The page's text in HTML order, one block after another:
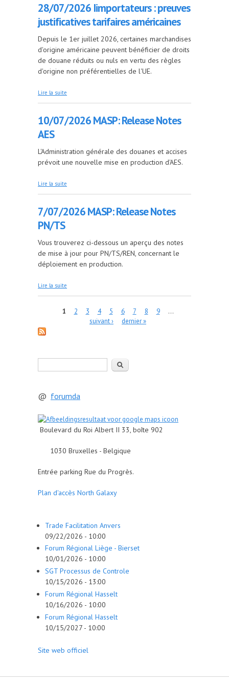
28/07/2026 Iimportateurs : preuves
justificatives tarifaires américaines
Depuis le 1er juillet 2026, certaines marchandises
d'origine américaine peuvent bénéficier de droits
de douane réduits ou nuls en vertu des règles
d'origine non préférentielles de l'UE.
Lire la suite
10/07/2026 MASP: Release Notes
AES
L'Administration générale des douanes et accises
prévoit une nouvelle mise en production d'AES.
Lire la suite
7/07/2026 MASP: Release Notes
PN/TS
Vous trouverez ci-dessous un aperçu des notes
de mise à jour pour PN/TS/REN, concernant le
déploiement en production.
Lire la suite
Pages1 2 3 4 5 6 7 8 9
…
suivant ›
dernier »
@ forumda
Boulevard du Roi Albert II 33, boîte 902
1030 Bruxelles - Belgique
Entrée parking Rue du Progrès.
Plan d'accès North Galaxy
Trade Facilitation Anvers
09/22/2026 - 10:00
Forum Régional Liège - Bierset
10/01/2026 - 10:00
SGT Processus de Controle
10/15/2026 - 13:00
Forum Régional Hasselt
10/16/2026 - 10:00
Forum Régional Hasselt
10/15/2027 - 10:00
Site web officiel